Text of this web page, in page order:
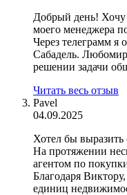
Добрый день! Хочу
моего менеджера
Через телеграмм я
Сабадель.
решении задачи
Читать весь отзыв
Pavel
04.09.2025
Хотел бы выразить
На протяжении
агентом по
Благодаря
единиц